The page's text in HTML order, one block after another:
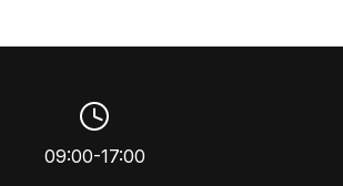
09:00-17:00